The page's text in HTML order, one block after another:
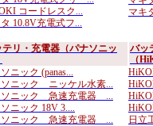
コードレスク...
10.8V充電式フ...
マキ
テリ・充電器（パナソニッ
ニック (panas...
ニック ニッケル水素...
ソニック 急速充電器 ...
ニック 18V 3....
ソニック 急速充電器 ...
バッ
（
日立